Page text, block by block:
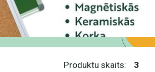
Produktu skaits: 3